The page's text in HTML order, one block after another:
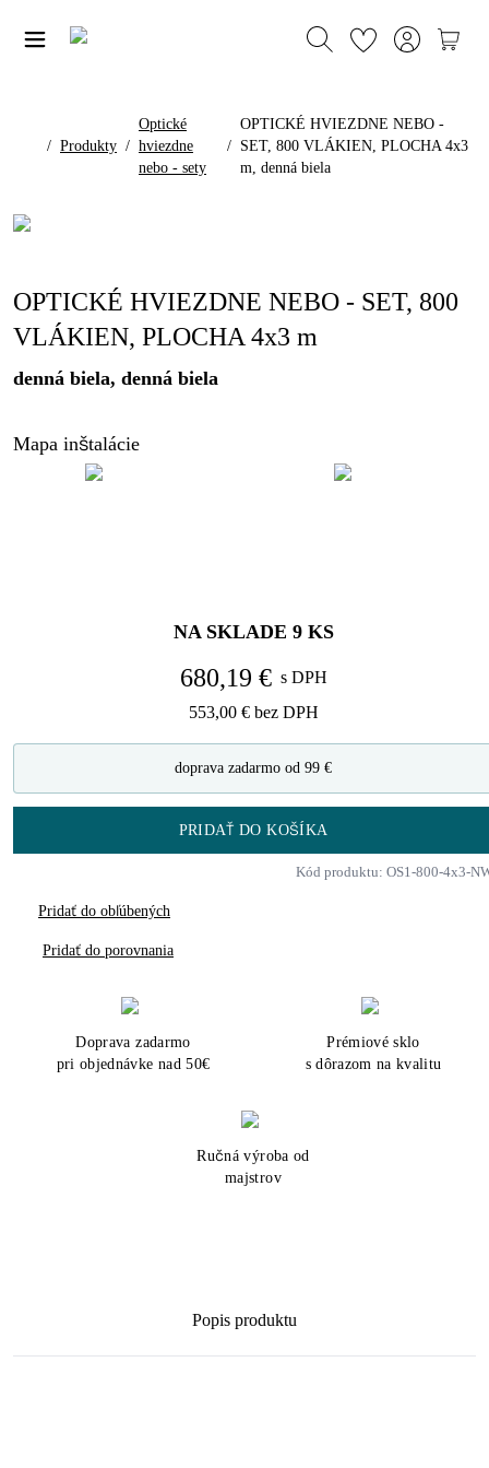
/ Produkty /
Optické
hviezdne
nebo - sety
/
OPTICKÉ HVIEZDNE NEBO -
SET, 800 VLÁKIEN, PLOCHA 4x3
m, denná biela
OPTICKÉ HVIEZDNE NEBO - SET, 800
VLÁKIEN, PLOCHA 4x3 m
denná biela, denná biela
Mapa inštalácie
NA SKLADE 9 KS
680,19 € s DPH
553,00 € bez DPH
doprava zadarmo od 99 €
PRIDAŤ DO KOŠÍKA
Kód produktu: OS1-800-4x3-
Pridať do obľúbených
Pridať do porovnania
Doprava zadarmo
pri objednávke nad 50€
Prémiové sklo
s dôrazom na kvalitu
Ručná výroba od
majstrov
Popis produktu